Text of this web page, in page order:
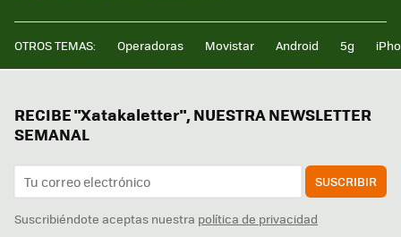
OTROS TEMAS: Operadoras Movistar Android 5g
RECIBE "Xatakaletter", NUESTRA NEWSLETTER
SEMANAL
SUSCRIBIR
Suscribiéndote aceptas nuestra política de privacidad